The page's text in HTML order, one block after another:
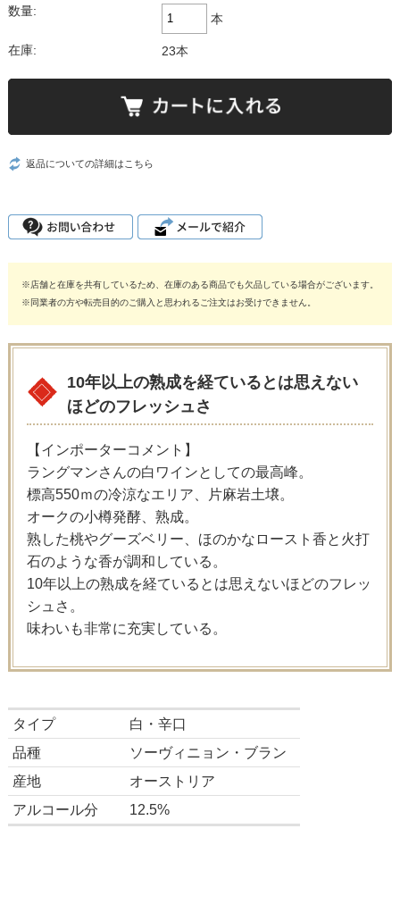
数量:
本
在庫: 23本
返品についての詳細はこちら
※店舗と在庫を共有しているため、在庫のある商品でも欠品している場合がございます。
※同業者の方や転売目的のご購入と思われるご注文はお受けできません。
10年以上の熟成を経ているとは思えない
ほどのフレッシュさ
【インポーターコメント】
ラングマンさんの白ワインとしての最高峰。
標高550ｍの冷涼なエリア、片麻岩土壌。
オークの小樽発酵、熟成。
熟した桃やグーズベリー、ほのかなロースト香と火打
石のような香が調和している。
10年以上の熟成を経ているとは思えないほどのフレッ
シュさ。
味わいも非常に充実している。
タイプ
白・辛口
品種
ソーヴィニョン・ブラン
産地
オーストリア
アルコール分
12.5%